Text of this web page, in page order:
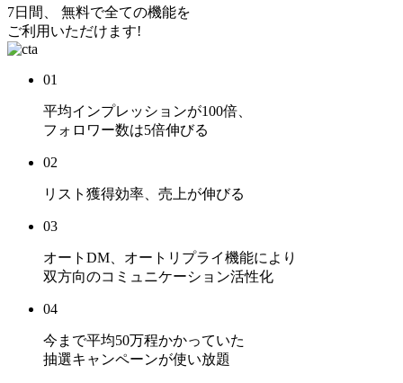
7日間、 無料で全ての機能を
ご利用いただけます!
01
平均インプレッションが100倍
フォロワー数は5倍伸びる
02
リスト獲得効率、売上が伸びる
03
オートDM、オートリプライ機能により
双方向のコミュニケーション活性化
04
今まで平均50万程かかっていた
抽選キャンペーンが使い放題